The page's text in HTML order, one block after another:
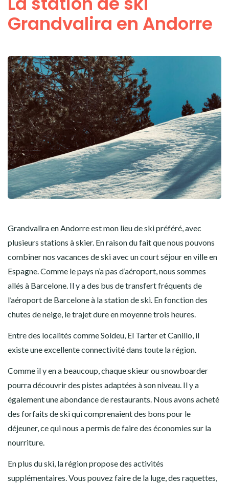
Grandvalira en Andorre
Grandvalira en Andorre est mon lieu de ski préféré, avec
plusieurs stations à skier. En raison du fait que nous pouvons
combiner nos vacances de ski avec un court séjour en ville en
Espagne. Comme le pays n’a pas d’aéroport, nous sommes
allés à Barcelone. Il y a des bus de transfert fréquents de
l’aéroport de Barcelone à la station de ski. En fonction des
chutes de neige, le trajet dure en moyenne trois heures.
Entre des localités comme Soldeu, El Tarter et Canillo, il
existe une excellente connectivité dans toute la région.
Comme il y en a beaucoup, chaque skieur ou snowboarder
pourra découvrir des pistes adaptées à son niveau. Il y a
également une abondance de restaurants. Nous avons acheté
des forfaits de ski qui comprenaient des bons pour le
déjeuner, ce qui nous a permis de faire des économies sur la
nourriture.
En plus du ski, la région propose des activités
supplémentaires. Vous pouvez faire de la luge, des raquettes,